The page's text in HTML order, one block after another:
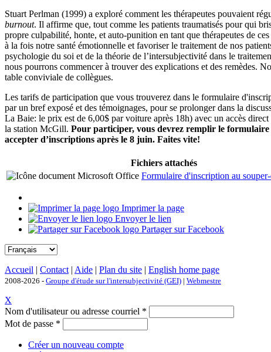
Stuart Perlman (1999) a exploré comment les thérapeutes pouvaient
burnout. Il affirme que, tout comme les patients traumatisés pour qui
propre culpabilité, honte, et auto-punition en tant que thérapeutes de
à la fois notre santé émotionnelle et favoriser le traitement de nos
psychologie du soi et de la théorie de l’intersubjectivité dans le
nous pourrons commencer à trouver des explications et des remèdes.
table conviviale de collègues.
Les tarifs de participation que vous trouverez dans le formulaire
par un bref exposé et des témoignages, pour se prolonger dans la
La Baie: le prix est de 6,00$ par voiture après 18h) avec un accès
la station McGill. Pour participer, vous devrez remplir le formulaire
accepter d’inscriptions après le 8 juin. Faites vite!
Fichiers attachés
Formulaire d'inscription au
Imprimer la page
Envoyer le lien
Partager sur Facebook
Accueil | Contact | Aide | Plan du site | English home page
2008-2026 - Groupe d'étude sur l'intersubjectivité (GEI) | Webmestre
X
Nom d'utilisateur ou adresse courriel *
Mot de passe *
Créer un nouveau compte